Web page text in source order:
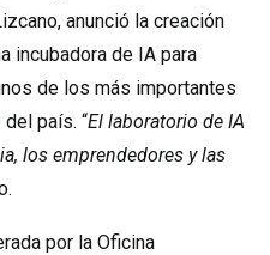
anunció la creación
incubadora de IA para
de los más importantes
país. “El laboratorio de IA
los emprendedores y las
por la Oficina